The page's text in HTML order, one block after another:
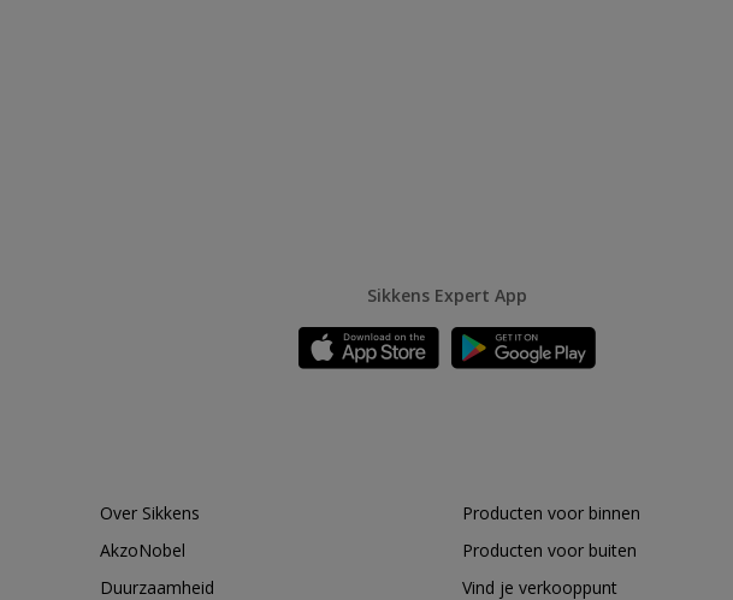
Sikkens Expert App
Over Sikkens
AkzoNobel
Duurzaamheid
Producten voor binnen
Producten voor buiten
Vind je verkooppunt